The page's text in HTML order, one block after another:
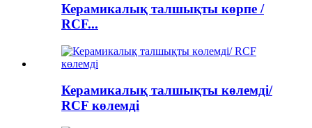
Керамикалық талшықты көрпе /
RCF...
Керамикалық талшықты көлемді/
RCF көлемді